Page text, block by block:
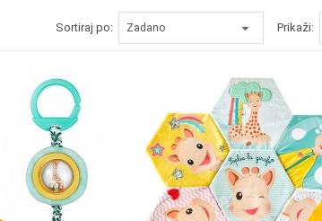
Sortiraj po: Prikaži: